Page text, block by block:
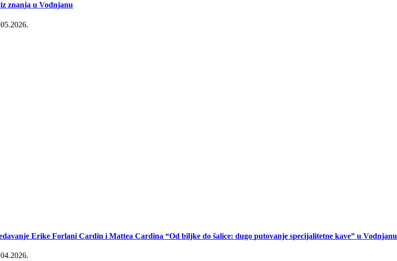
znanja u Vodnjanu
Erike Forlani Cardin i Mattea Cardina “Od biljke do šalice: dugo putovanje specijalitetne kave” u Vodnjanu